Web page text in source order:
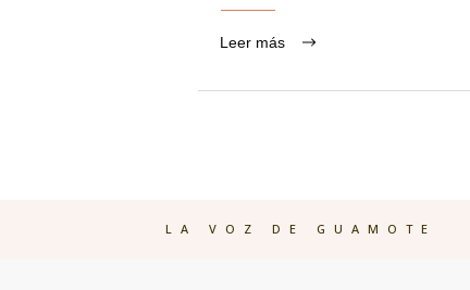
Leer más
LA VOZ DE GUAMOTE